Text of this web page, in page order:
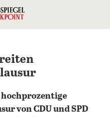
hochprozentige
von CDU und SPD